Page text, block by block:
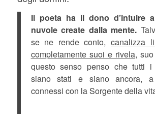
Il poeta ha il dono d’intuire
nuvole create dalla mente.
se ne rende conto,canalizza
completamente suoi e rivela,
questo senso penso che tutti i
siano stati e siano ancora,
connessi con la Sorgente della